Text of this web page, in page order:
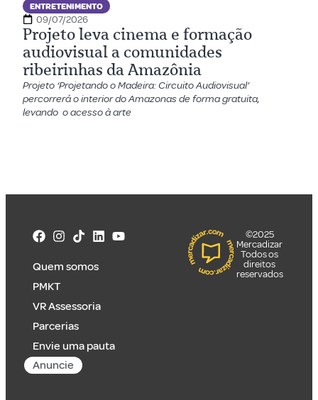
ENTRETENIMENTO
09/07/2026
Projeto leva cinema e formação
audiovisual a comunidades
ribeirinhas da Amazônia
Projeto ‘Projetando o Madeira: Circuito Audiovisual’
percorrerá o interior do Amazonas de forma gratuita,
levando o acesso à arte
Quem somos
PMKT
VR Assessoria
Parcerias
Envie uma pauta
Anuncie
©2025
Mercadizar
Todos os
direitos
reservados